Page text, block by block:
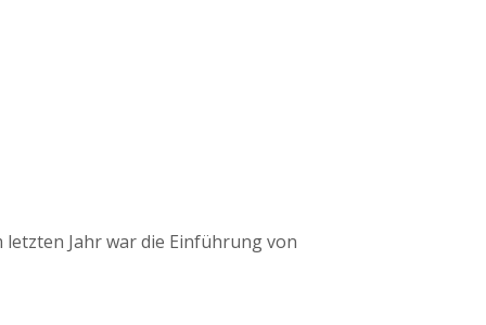
Jahr war die Einführung von